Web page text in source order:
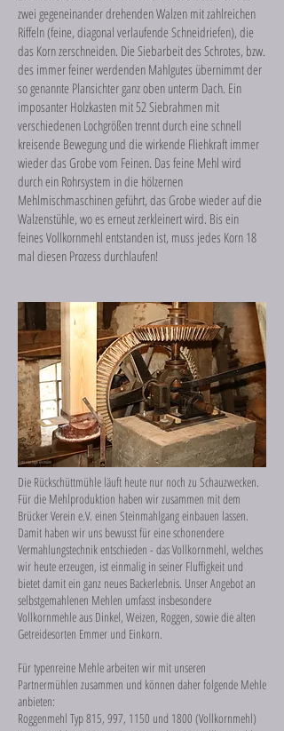
zwei gegeneinander drehenden Walzen mit zahlreichen
Riffeln (feine, diagonal verlaufende Schneidriefen), die
das Korn zerschneiden. Die Siebarbeit des Schrotes, bzw.
des immer feiner werdenden Mahlgutes übernimmt der
so genannte Plansichter ganz oben unterm Dach. Ein
imposanter Holzkasten mit 52 Siebrahmen mit
verschiedenen Lochgrößen trennt durch eine schnell
kreisende Bewegung und die wirkende Fliehkraft immer
wieder das Grobe vom Feinen. Das feine Mehl wird
durch ein Rohrsystem in die hölzernen
Mehlmischmaschinen geführt, das Grobe wieder auf die
Walzenstühle, wo es erneut zerkleinert wird. Bis ein
feines Vollkornmehl entstanden ist, muss jedes Korn 18
mal diesen Prozess durchlaufen!
Foto von Inge Eismann
​Die Rückschüttmühle läuft heute nur noch zu Schauzwecken.
Für die Mehlproduktion haben wir zusammen mit dem
Brücker Verein e.V. einen Steinmahlgang einbauen lassen.
Damit haben wir uns bewusst für eine schonendere
Vermahlungstechnik entschieden - das Vollkornmehl, welches
wir heute erzeugen, ist einmalig in seiner Fluffigkeit und
bietet damit ein ganz neues Backerlebnis. Unser Angebot an
selbstgemahlenen Mehlen umfasst insbesondere
Vollkornmehle aus Dinkel, Weizen, Roggen, sowie die alten
Getreidesorten Emmer und Einkorn.
Für typenreine Mehle arbeiten wir mit unseren
Partnermühlen zusammen und können daher folgende Mehle
anbieten:
Roggenmehl Typ 815, 997, 1150 und 1800 (Vollkornmehl)